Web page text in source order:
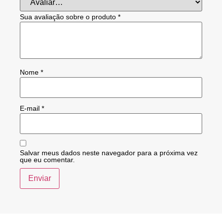
Sua avaliação sobre o produto *
Nome *
E-mail *
Salvar meus dados neste navegador para a próxima vez
que eu comentar.